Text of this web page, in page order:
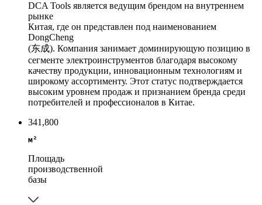
DCA Tools является ведущим брендом на внутреннем
рынке
Китая, где он представлен под наименованием
DongCheng
(东成). Компания занимает доминирующую позицию в
сегменте электроинструментов благодаря высокому
качеству продукции, инновационным технологиям и
широкому ассортименту. Этот статус подтверждается
высоким уровнем продаж и признанием бренда среди
потребителей и профессионалов в Китае.
341,800
м²
Площадь
производственной
базы